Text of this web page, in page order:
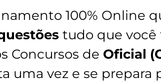
100% Online
tudo que você
Concursos de Oficial
uma vez e se prepara